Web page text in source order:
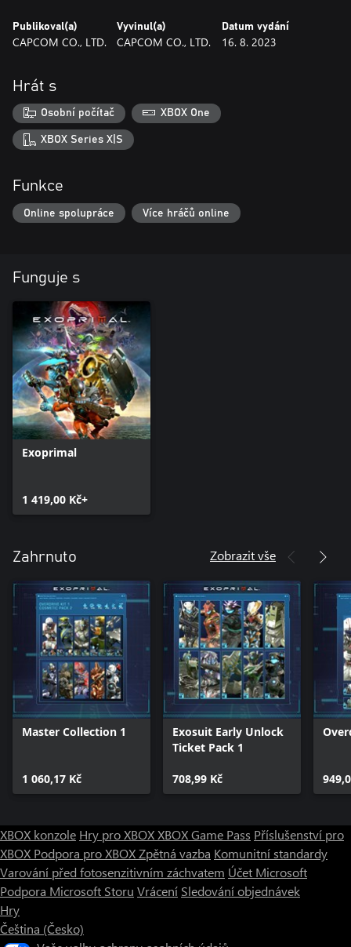
Publikoval(a)
CAPCOM CO., LTD.
Vyvinul(a)
CAPCOM CO., LTD.
Datum vydání
16. 8. 2023
Hrát s
Osobní počítač XBOX One
XBOX Series X|S
Funkce
Online spolupráce Více hráčů online
Funguje s
Exoprimal
1 419,00 Kč+
Zahrnuto Zobrazit vše
Master Collection 1
1 060,17 Kč
Exosuit Early Unlock
Ticket Pack 1
708,99 Kč
XBOX konzole Hry pro XBOXXBOX Game Pass Příslušenství pro
XBOX Podpora pro XBOXZpětná vazba Komunitní standardy
Varování před fotosenzitivním záchvatem Účet Microsoft
Podpora Microsoft Storu Vrácení Sledování objednávek
Hry
Čeština (Česko)